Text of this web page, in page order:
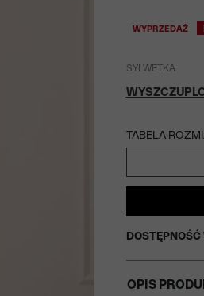
WYPRZEDAŻ
SYLWETKA
TABELA
OPIS